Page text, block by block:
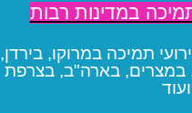
במדינות רבות
תמיכה במרוקו, בירדן,
במצרים, בארה"ב, בצרפת